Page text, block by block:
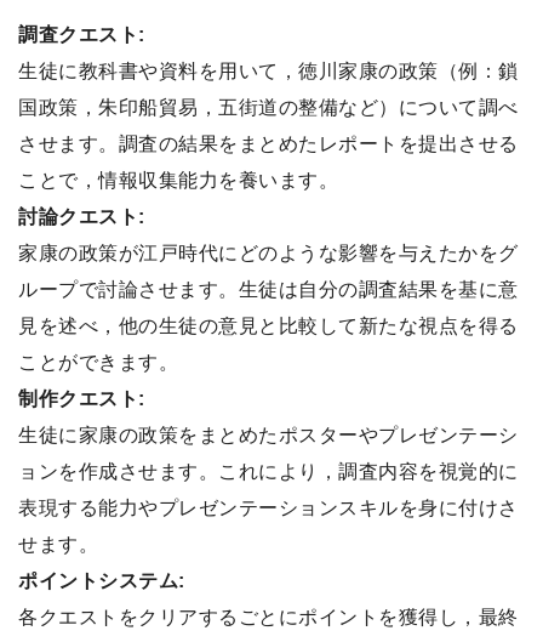
調査クエスト:
生徒に教科書や資料を用いて，徳川家康の政策（例：鎖
国政策，朱印船貿易，五街道の整備など）について調べ
させます。調査の結果をまとめたレポートを提出させる
ことで，情報収集能力を養います。
討論クエスト:
家康の政策が江戸時代にどのような影響を与えたかをグ
ループで討論させます。生徒は自分の調査結果を基に意
見を述べ，他の生徒の意見と比較して新たな視点を得る
ことができます。
制作クエスト:
生徒に家康の政策をまとめたポスターやプレゼンテーシ
ョンを作成させます。これにより，調査内容を視覚的に
表現する能力やプレゼンテーションスキルを身に付けさ
せます。
ポイントシステム:
各クエストをクリアするごとにポイントを獲得し，最終